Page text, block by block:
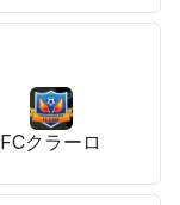
FCクラーロ